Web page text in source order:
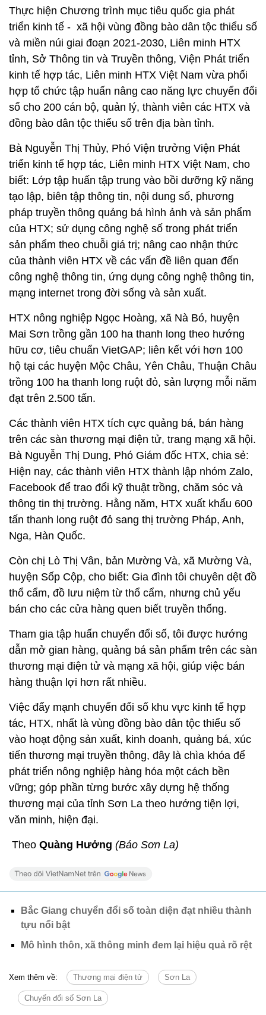
Thực hiện Chương trình mục tiêu quốc gia phát
triển kinh tế - xã hội vùng đồng bào dân tộc thiểu số
và miền núi giai đoạn 2021-2030, Liên minh HTX
tỉnh, Sở Thông tin và Truyền thông, Viện Phát triển
kinh tế hợp tác, Liên minh HTX Việt Nam vừa phối
hợp tổ chức tập huấn nâng cao năng lực chuyển đổi
số cho 200 cán bộ, quản lý, thành viên các HTX và
đồng bào dân tộc thiểu số trên địa bàn tỉnh.
Bà Nguyễn Thị Thủy, Phó Viện trưởng Viện Phát
triển kinh tế hợp tác, Liên minh HTX Việt Nam, cho
biết: Lớp tập huấn tập trung vào bồi dưỡng kỹ năng
tạo lập, biên tập thông tin, nội dung số, phương
pháp truyền thông quảng bá hình ảnh và sản phẩm
của HTX; sử dụng công nghệ số trong phát triển
sản phẩm theo chuỗi giá trị; nâng cao nhận thức
của thành viên HTX về các vấn đề liên quan đến
công nghệ thông tin, ứng dụng công nghệ thông tin,
mạng internet trong đời sống và sản xuất.
HTX nông nghiệp Ngọc Hoàng, xã Nà Bó, huyện
Mai Sơn trồng gần 100 ha thanh long theo hướng
hữu cơ, tiêu chuẩn VietGAP; liên kết với hơn 100
hộ tại các huyện Mộc Châu, Yên Châu, Thuận Châu
trồng 100 ha thanh long ruột đỏ, sản lượng mỗi năm
đạt trên 2.500 tấn.
Các thành viên HTX tích cực quảng bá, bán hàng
trên các sàn thương mại điện tử, trang mạng xã hội.
Bà Nguyễn Thị Dung, Phó Giám đốc HTX, chia sẻ:
Hiện nay, các thành viên HTX thành lập nhóm Zalo,
Facebook để trao đổi kỹ thuật trồng, chăm sóc và
thông tin thị trường. Hằng năm, HTX xuất khẩu 600
tấn thanh long ruột đỏ sang thị trường Pháp, Anh,
Nga, Hàn Quốc.
Còn chị Lò Thị Vân, bản Mường Và, xã Mường Và,
huyện Sốp Cộp, cho biết: Gia đình tôi chuyên dệt đồ
thổ cẩm, đồ lưu niệm từ thổ cẩm, nhưng chủ yếu
bán cho các cửa hàng quen biết truyền thống.
Tham gia tập huấn chuyển đổi số, tôi được hướng
dẫn mở gian hàng, quảng bá sản phẩm trên các sàn
thương mại điện tử và mạng xã hội, giúp việc bán
hàng thuận lợi hơn rất nhiều.
Việc đẩy mạnh chuyển đổi số khu vực kinh tế hợp
tác, HTX, nhất là vùng đồng bào dân tộc thiểu số
vào hoạt động sản xuất, kinh doanh, quảng bá, xúc
tiến thương mại truyền thông, đây là chìa khóa để
phát triển nông nghiệp hàng hóa một cách bền
vững; góp phần từng bước xây dựng hệ thống
thương mại của tỉnh Sơn La theo hướng tiện lợi,
văn minh, hiện đại.
Theo Quàng Hưởng (Báo Sơn La)
Bắc Giang chuyển đổi số toàn diện đạt nhiều thành
tựu nổi bật
Mô hình thôn, xã thông minh đem lại hiệu quả rõ rệt
Xem thêm về: Thương mại điện tử Sơn La
Chuyển đổi số Sơn La